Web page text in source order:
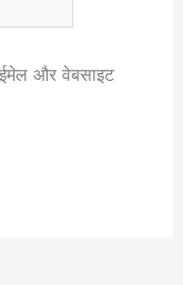
ईमेल और वेबसाइट